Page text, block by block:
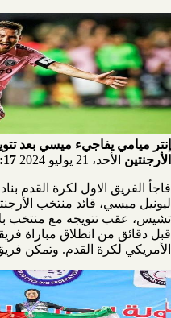
إنتر ميامي يفاجيء ميسي بعد
الأرجنتين الأحد، 21 يوليو 2024
فاجأ الفريق الاول لكرة القدم
ليونيل ميسي، قائد منتخب
تشيس، عقب تتويجه مع منتخب
قبل دقائق من انطلاق مباراة
الأمريكي لكرة القدم. وتمكن